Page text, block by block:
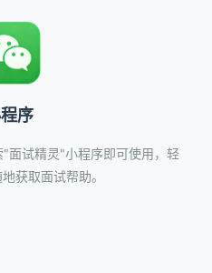
序
面试精灵"小程序即可使用，轻
获取面试帮助。